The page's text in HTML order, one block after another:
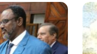
فضيلة
الإمام
الأكبر
شيخ
الأزهر